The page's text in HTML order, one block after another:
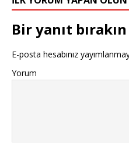
Bir yanıt bırakın
E-posta hesabınız
Yorum